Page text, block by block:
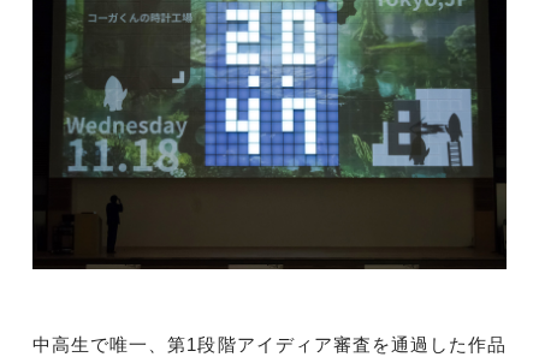
中高生で唯一、第1段階アイディア審査を通過した作品